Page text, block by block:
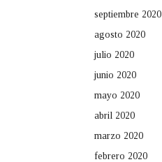
septiembre 2020
agosto 2020
julio 2020
junio 2020
mayo 2020
abril 2020
marzo 2020
febrero 2020